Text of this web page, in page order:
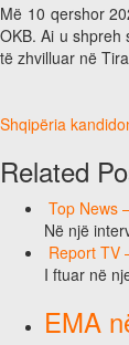
Më 10 qershor
OKB. Ai u shpreh
të zhvilluar në
Shqipëria
Related
Top News
Në një
Report TV
I ftuar në
EMA